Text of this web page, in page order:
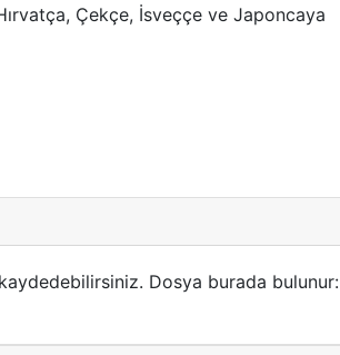
Çekçe, İsveççe ve Japoncaya
Dosya burada bulunur: